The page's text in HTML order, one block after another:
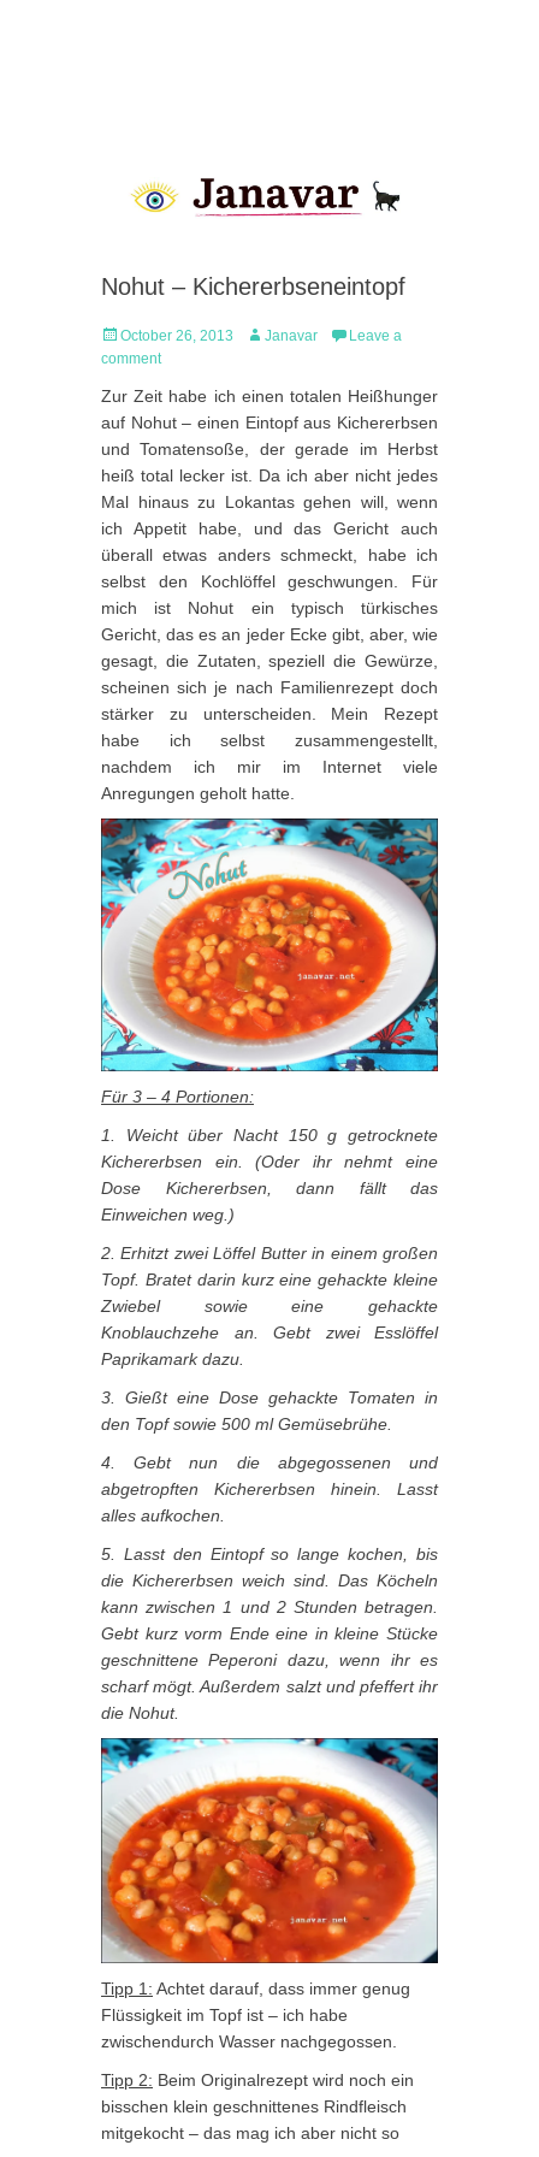
Nohut – Kichererbseneintopf
Posted
on
October 26, 2013 Author
Janavar
Leave a
comment
Zur Zeit habe ich einen totalen Heißhunger
auf Nohut – einen Eintopf aus Kichererbsen
und Tomatensoße, der gerade im Herbst
heiß total lecker ist. Da ich aber nicht jedes
Mal hinaus zu Lokantas gehen will, wenn
ich Appetit habe, und das Gericht auch
überall etwas anders schmeckt, habe ich
selbst den Kochlöffel geschwungen. Für
mich ist Nohut ein typisch türkisches
Gericht, das es an jeder Ecke gibt, aber, wie
gesagt, die Zutaten, speziell die Gewürze,
scheinen sich je nach Familienrezept doch
stärker zu unterscheiden. Mein Rezept
habe ich selbst zusammengestellt,
nachdem ich mir im Internet viele
Anregungen geholt hatte.
Für 3 – 4 Portionen:
1. Weicht über Nacht 150 g getrocknete
Kichererbsen ein. (Oder ihr nehmt eine
Dose Kichererbsen, dann fällt das
Einweichen weg.)
2. Erhitzt zwei Löffel Butter in einem großen
Topf. Bratet darin kurz eine gehackte kleine
Zwiebel sowie eine gehackte
Knoblauchzehe an. Gebt zwei Esslöffel
Paprikamark dazu.
3. Gießt eine Dose gehackte Tomaten in
den Topf sowie 500 ml Gemüsebrühe.
4. Gebt nun die abgegossenen und
abgetropften Kichererbsen hinein. Lasst
alles aufkochen.
5. Lasst den Eintopf so lange kochen, bis
die Kichererbsen weich sind. Das Köcheln
kann zwischen 1 und 2 Stunden betragen.
Gebt kurz vorm Ende eine in kleine Stücke
geschnittene Peperoni dazu, wenn ihr es
scharf mögt. Außerdem salzt und pfeffert ihr
die Nohut.
Tipp 1: Achtet darauf, dass immer genug
Flüssigkeit im Topf ist – ich habe
zwischendurch Wasser nachgegossen.
Tipp 2: Beim Originalrezept wird noch ein
bisschen klein geschnittenes Rindfleisch
mitgekocht – das mag ich aber nicht so